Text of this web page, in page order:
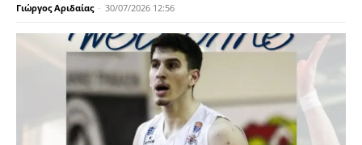
Γιώργος Αριδαίας - 30/07/2026 12:56